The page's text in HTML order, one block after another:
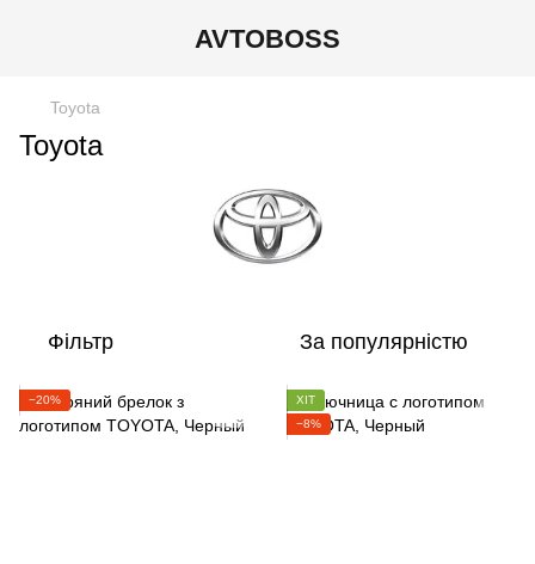
AVTOBOSS
Toyota
Toyota
Фільтр За популярністю
−20%
ХІТ
−8%